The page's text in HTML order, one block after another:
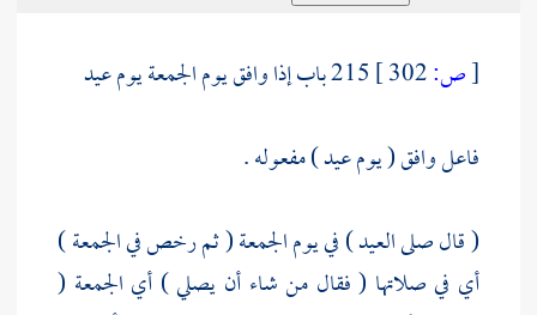
[ص:
215 باب إذا وافق يوم الجمعة يوم عيد
فاعل وافق ( يوم عيد ) مفعوله .
( قال صلى العيد ) في يوم الجمعة ( ثم رخص في الجمعة )
أي في صلاتها ( فقال من شاء أن يصلي ) أي الجمعة (